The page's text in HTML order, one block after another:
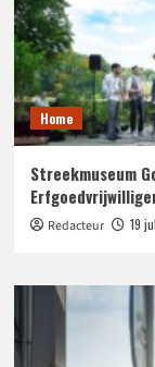
Home
Streekmuseum
Redacteur 19